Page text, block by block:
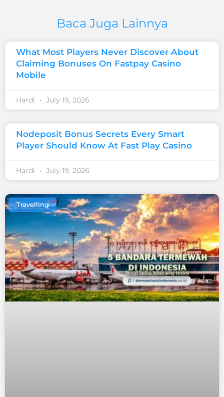
Baca Juga Lainnya
What Most Players Never Discover About
Claiming Bonuses On Fastpay Casino
Mobile
Hardi July 19, 2026
Nodeposit Bonus Secrets Every Smart
Player Should Know At Fast Play Casino
Hardi July 19, 2026
Travelling